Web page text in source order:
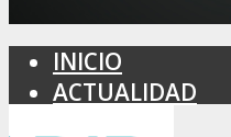
INICIO
ACTUALIDAD